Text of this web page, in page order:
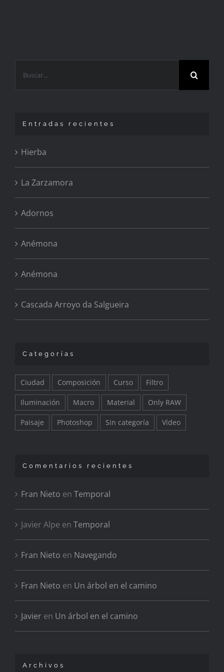
Entradas recientes
Hierba
La Zarzamora
Adornos
Anémona
Anémona
Cascada Arroyo da Salgueira
Categorías
Ciudad Composición Curso Filtro
Iluminación Macro Material Only RAW
Paisaje Photoshop Sin categoría Vídeo
Comentarios recientes
Fran Nieto en Temporal
Javier Alpe en Temporal
Fran Nieto en Navegando
Fran Nieto en Un árbol en el camino
Javier en Un árbol en el camino
Archivos